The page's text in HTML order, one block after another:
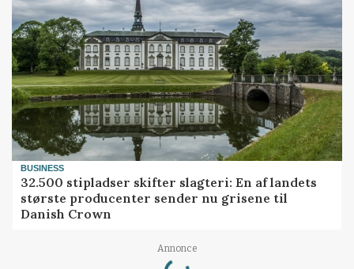
BUSINESS
32.500 stipladser skifter slagteri: En af landets
største producenter sender nu grisene til
Danish Crown
Annonce
Loading...